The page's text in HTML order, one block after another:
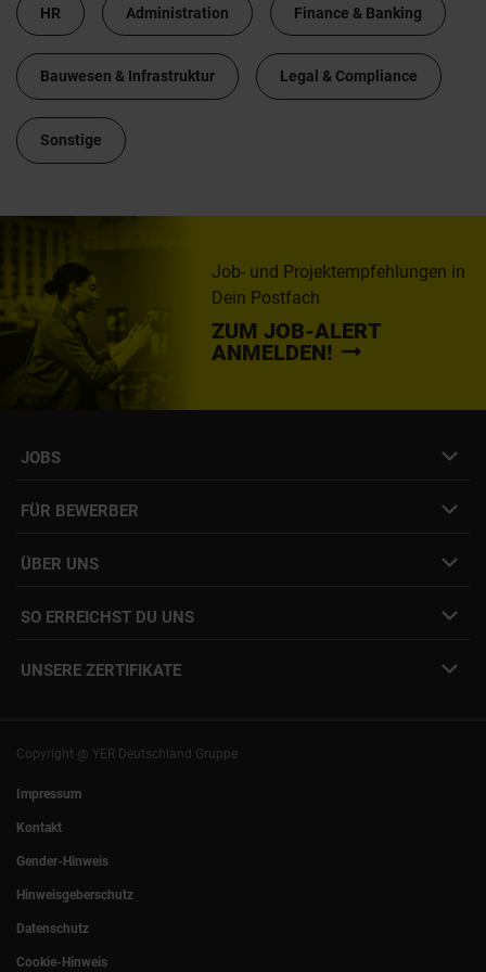
HR Administration Finance & Banking
Bauwesen & Infrastruktur Legal & Compliance
Sonstige
Job- und Projektempfehlungen in
Dein Postfach
ZUM JOB-ALERT
ANMELDEN!
JOBS
Initiativbewerbung
Interne Jobs
FÜR BEWERBER
Freelance Vermittlung
ÜBER UNS
Unsere Standorte
Presse
SO ERREICHST DU UNS
+49 (0)89 540210-0
Rostock| Berlin
UNSERE ZERTIFIKATE
Copyright @ YER Deutschland Gruppe
Impressum
Kontakt
Gender-Hinweis
Hinweisgeberschutz
Datenschutz
Cookie-Hinweis